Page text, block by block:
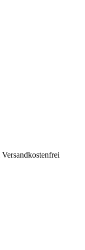
Versandkostenfrei